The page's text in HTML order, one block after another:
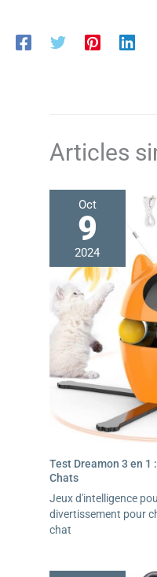
planche à griffer
Articles
Oct
9
2024
Test Dreamon 3 en
Chats
Jeux d'intelligence
divertissement pour
chat